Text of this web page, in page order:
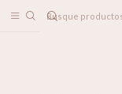
PAPELES MURALES